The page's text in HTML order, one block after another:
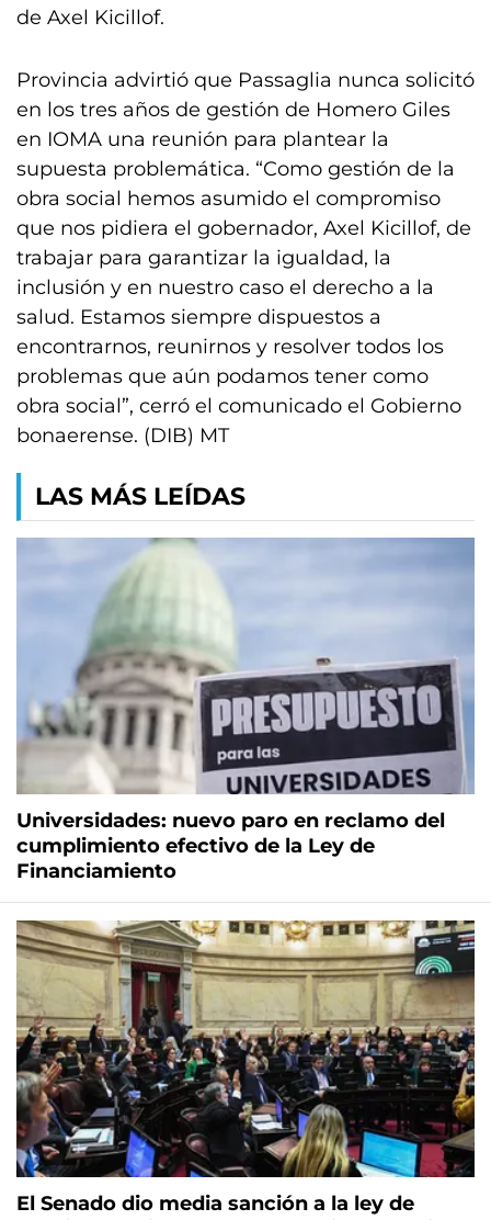
de Axel Kicillof.
Provincia advirtió que Passaglia nunca solicitó
en los tres años de gestión de Homero Giles
en IOMA una reunión para plantear la
supuesta problemática. “Como gestión de la
obra social hemos asumido el compromiso
que nos pidiera el gobernador, Axel Kicillof, de
trabajar para garantizar la igualdad, la
inclusión y en nuestro caso el derecho a la
salud. Estamos siempre dispuestos a
encontrarnos, reunirnos y resolver todos los
problemas que aún podamos tener como
obra social”, cerró el comunicado el Gobierno
bonaerense. (DIB) MT
LAS MÁS LEÍDAS
Universidades: nuevo paro en reclamo del
cumplimiento efectivo de la Ley de
Financiamiento
El Senado dio media sanción a la ley de